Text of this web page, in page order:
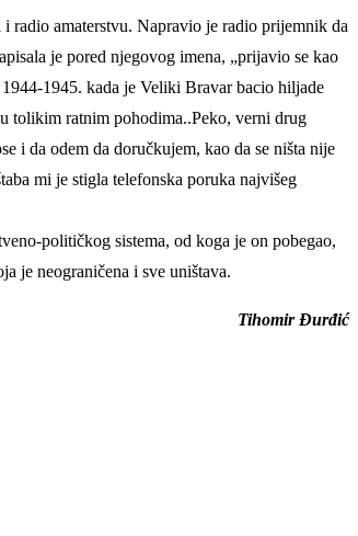
radio amaterstvu. Napravio je radio prijemnik da
je pored njegovog imena, „prijavio se kao
1945. kada je Veliki Bravar bacio hiljade
tolikim ratnim pohodima..Peko, verni drug
i da odem da doručkujem, kao da se ništa nije
mi je stigla telefonska poruka najvišeg
političkog sistema, od koga je on pobegao,
je neograničena i sve uništava.
Tihomir Đurđić